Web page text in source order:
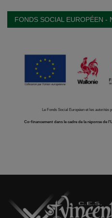
FONDS SOCIAL EUROPÉEN -
Le Fonds Social Européen et les
Co-financement dans le cadre de la réponse de